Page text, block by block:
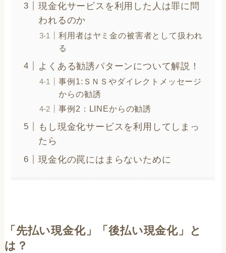
現金化サービスを利用した人は罪に問
われるのか
利用者はヤミ金の被害者として扱われ
る
よくある勧誘パターンについて解説！
事例1:ＳＮＳやダイレクトメッセージ
からの勧誘
事例2：LINEからの勧誘
もし現金化サービスを利用してしまっ
たら
現金化の罠にはまらないために
「先払い現金化」「後払い現金化」と
は？